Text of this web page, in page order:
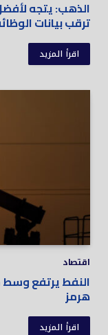
الذهب: يتجه
ترقب بيانات
اقرأ المزيد
اقتصاد
النفط يرتفع
هرمز
اقرأ المزيد